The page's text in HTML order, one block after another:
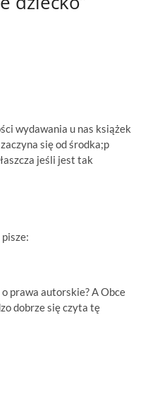
wydawania u nas książek
się od środka;p
jeśli jest tak
pisze:
prawa autorskie? A Obce
dobrze się czyta tę